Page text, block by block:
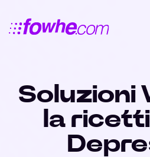
Soluzioni
la